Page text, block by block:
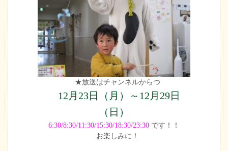
★放送はチャンネルからつ
12月23日（月）～12月29日
（日）
6:30/8:30/11:30/15:30/18:30/23:30 です！！
お楽しみに！